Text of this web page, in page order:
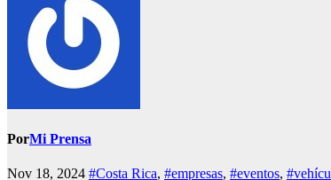
PorMi Prensa
Nov 18, 2024 #Costa Rica, #empresas, #eventos,